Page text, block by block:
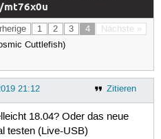
mt76x0u
1 2 3 4 Nächste »
Cuttlefish)
Zitieren
21:12
18.04? Oder das neue
testen (Live-USB)